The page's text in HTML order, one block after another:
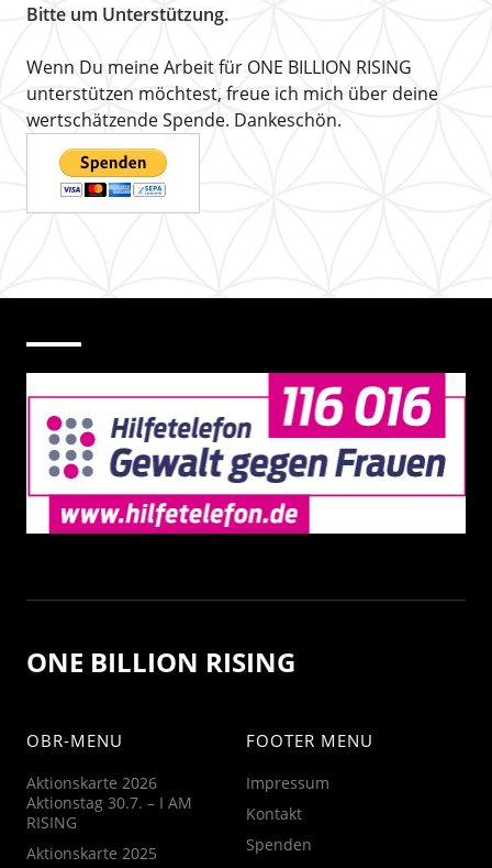
Bitte um Unterstützung.
Wenn Du meine Arbeit für ONE BILLION RISING
unterstützen möchtest, freue ich mich über deine
wertschätzende Spende. Dankeschön.
ONE BILLION RISING
OBR-MENU
Aktionskarte 2026
Aktionstag 30.7. – I AM
RISING
Aktionskarte 2025
FOOTER MENU
Impressum
Kontakt
Spenden